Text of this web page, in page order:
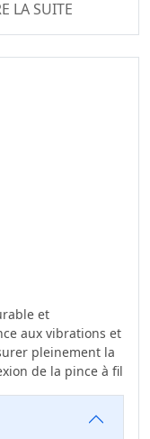
LA SUITE
et
aux vibrations et
pleinement la
de la pince à fil